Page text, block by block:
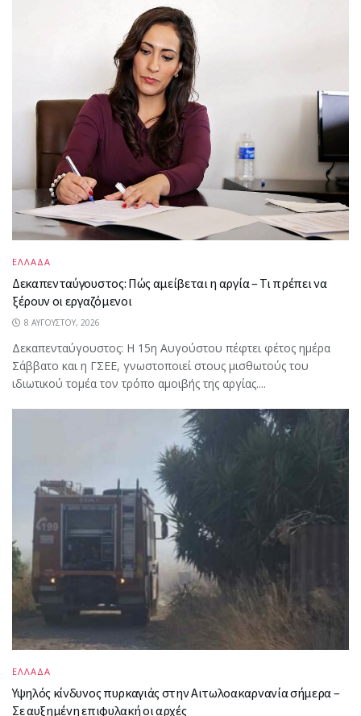
ΕΛΛΑΔΑ
Δεκαπενταύγουστος: Πώς αμείβεται η αργία – Τι πρέπει να
ξέρουν οι εργαζόμενοι
8 ΑΥΓΟΎΣΤΟΥ, 2026
Δεκαπενταύγουστος: Η 15η Αυγούστου πέφτει φέτος ημέρα
Σάββατο και η ΓΣΕΕ, γνωστοποιεί στους μισθωτούς του
ιδιωτικού τομέα τον τρόπο αμοιβής της αργίας....
ΕΛΛΑΔΑ
Υψηλός κίνδυνος πυρκαγιάς στην Αιτωλοακαρνανία σήμερα –
Σε αυξημένη επιφυλακή οι αρχές